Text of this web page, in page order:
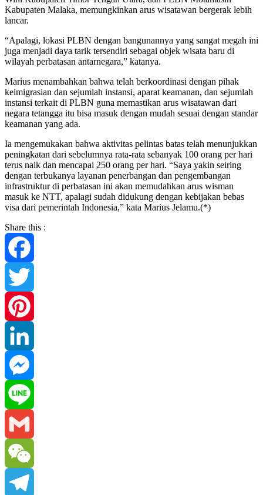
Kabupaten Malaka, memungkinkan arus wisatawan bergerak lebih
lancar.
“Apalagi, lokasi PLBN dengan bangunannya yang sangat megah ini
juga menjadi daya tarik tersendiri sebagai objek wisata baru di
wilayah perbatasan antarnegara,” katanya.
Marius menambahkan bahwa telah berkoordinasi dengan pihak
keimigrasian dan sejumlah instansi, aparat keamanan, dan sejumlah
instansi terkait di PLBN guna memastikan arus wisatawan dari
negara tetangga itu bisa masuk dengan mudah sesuai dengan standar
keamanan yang ada.
Ia mengemukakan bahwa aktivitas pelintas batas telah menunjukkan
peningkatan dari sebelumnya rata-rata sebanyak 100 orang per hari
terus naik dan mencapai 250 orang per hari. “Saya yakin seiring
dengan terbukanya layanan penerbangan dan pengembangan
infrastruktur di perbatasan ini akan memudahkan arus wisman
masuk ke NTT, apalagi sudah didukung dengan kebijakan bebas
visa dari pemerintah Indonesia,” kata Marius Jelamu.(*)
Share this :
Facebook
Twitter
Pinterest
LinkedIn
Messenger
Line
Gmail
WeChat